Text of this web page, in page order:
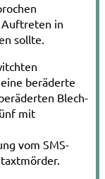
Auftreten in
sollte.
beräderte
Blech-
mit
vom SMS-